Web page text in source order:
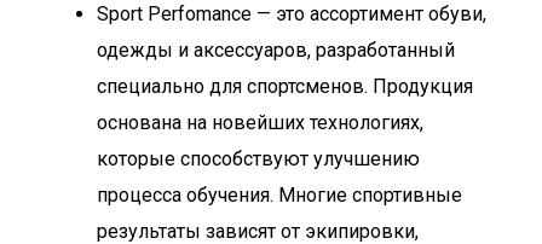
Sport Perfomance — это ассортимент обуви,
одежды и аксессуаров, разработанный
специально для спортсменов. Продукция
основана на новейших технологиях,
которые способствуют улучшению
процесса обучения. Многие спортивные
результаты зависят от экипировки,